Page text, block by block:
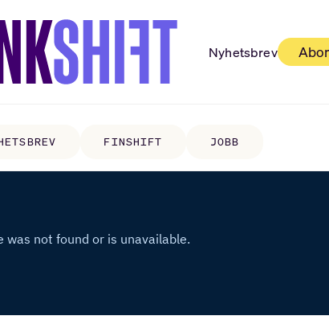
Nyhetsbrev
FINSHIFT JOBB